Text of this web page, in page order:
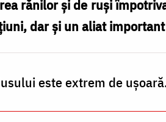
rănilor și de ruși
dar și un aliat
este extrem de